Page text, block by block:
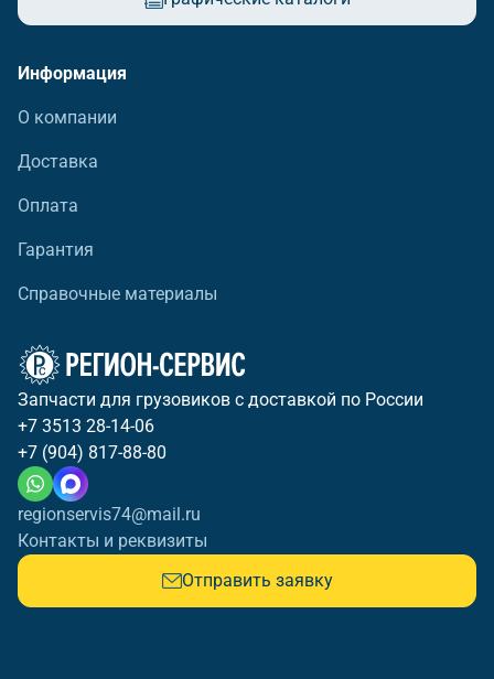
Информация
О компании
Доставка
Оплата
Гарантия
Справочные материалы
Запчасти для грузовиков с доставкой по России
+7 3513 28-14-06
+7 (904) 817-88-80
regionservis74@mail.ru
Контакты и реквизиты
Отправить заявку